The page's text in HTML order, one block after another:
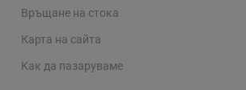
Връщане на стока
Карта на сайта
Как да пазаруваме